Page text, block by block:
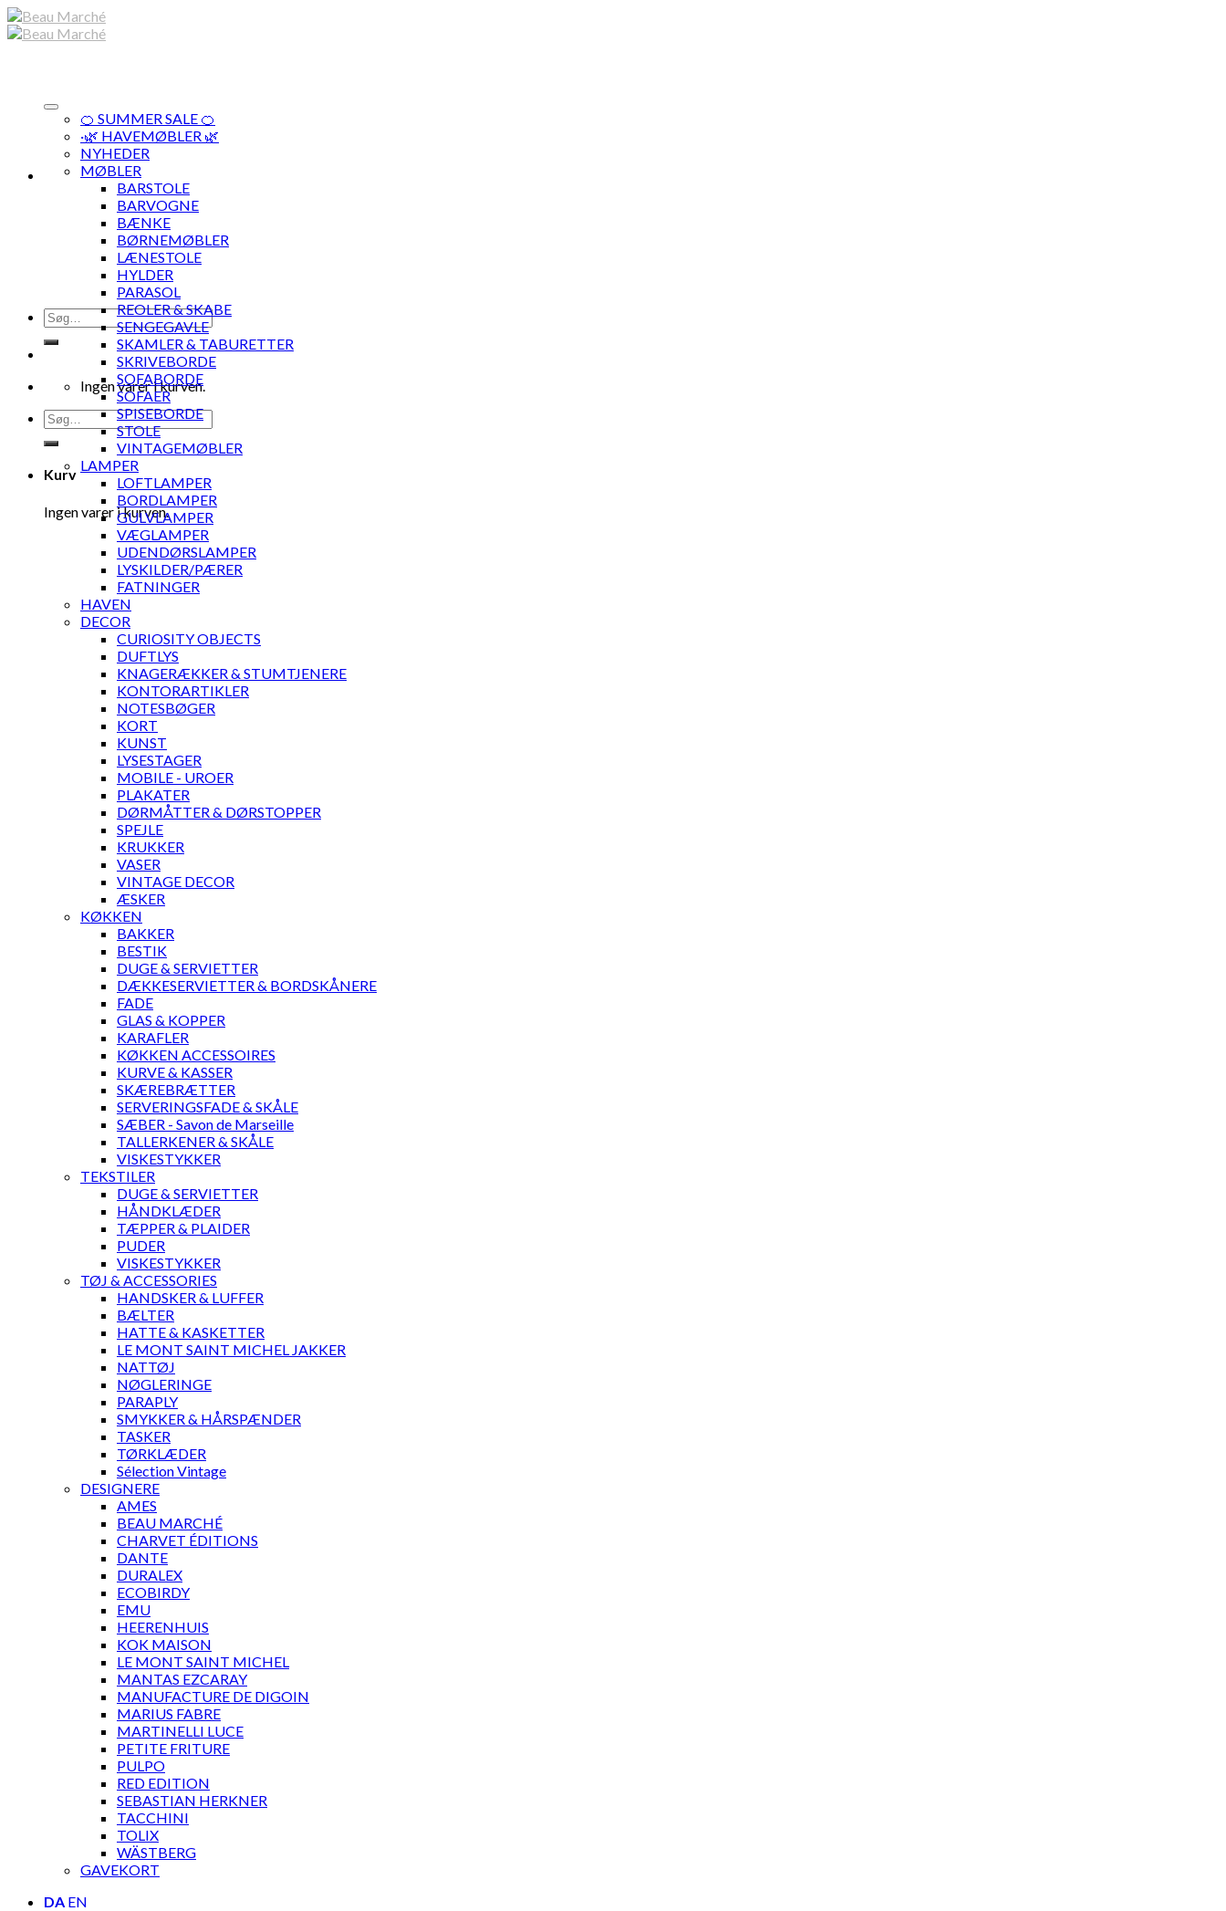
Skip
to
Søg
efter:
Ingen varer i kurven.
Søg
efter:
Kurv
Ingen varer i kurven.
🍊 SUMMER SALE 🍊
·🌿 HAVEMØBLER 🌿
NYHEDER
MØBLER
BARSTOLE
BARVOGNE
BÆNKE
BØRNEMØBLER
LÆNESTOLE
HYLDER
PARASOL
REOLER & SKABE
SENGEGAVLE
SKAMLER & TABURETTER
SKRIVEBORDE
SOFABORDE
SOFAER
SPISEBORDE
STOLE
VINTAGEMØBLER
LAMPER
LOFTLAMPER
BORDLAMPER
GULVLAMPER
VÆGLAMPER
UDENDØRSLAMPER
LYSKILDER/PÆRER
FATNINGER
HAVEN
DECOR
CURIOSITY OBJECTS
DUFTLYS
KNAGERÆKKER & STUMTJENERE
KONTORARTIKLER
NOTESBØGER
KORT
KUNST
LYSESTAGER
MOBILE - UROER
PLAKATER
DØRMÅTTER & DØRSTOPPER
SPEJLE
KRUKKER
VASER
VINTAGE DECOR
ÆSKER
KØKKEN
BAKKER
BESTIK
DUGE & SERVIETTER
DÆKKESERVIETTER & BORDSKÅNERE
FADE
GLAS & KOPPER
KARAFLER
KØKKEN ACCESSOIRES
KURVE & KASSER
SKÆREBRÆTTER
SERVERINGSFADE & SKÅLE
SÆBER - Savon de Marseille
TALLERKENER & SKÅLE
VISKESTYKKER
TEKSTILER
DUGE & SERVIETTER
HÅNDKLÆDER
TÆPPER & PLAIDER
PUDER
VISKESTYKKER
TØJ & ACCESSORIES
HANDSKER & LUFFER
BÆLTER
HATTE & KASKETTER
LE MONT SAINT MICHEL JAKKER
NATTØJ
NØGLERINGE
PARAPLY
SMYKKER & HÅRSPÆNDER
TASKER
TØRKLÆDER
Sélection Vintage
DESIGNERE
AMES
BEAU MARCHÉ
CHARVET ÉDITIONS
DANTE
DURALEX
ECOBIRDY
EMU
HEERENHUIS
KOK MAISON
LE MONT SAINT MICHEL
MANTAS EZCARAY
MANUFACTURE DE DIGOIN
MARIUS FABRE
MARTINELLI LUCE
PETITE FRITURE
PULPO
RED EDITION
SEBASTIAN HERKNER
TACCHINI
TOLIX
WÄSTBERG
GAVEKORT
DA EN